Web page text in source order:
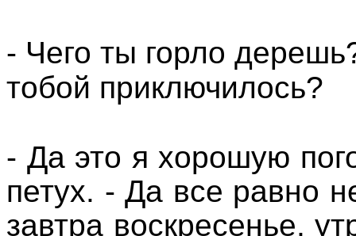
- Чего ты горло
тобой приключилось?
- Да это я хорошую
петух. - Да все равно
завтра воскресенье,